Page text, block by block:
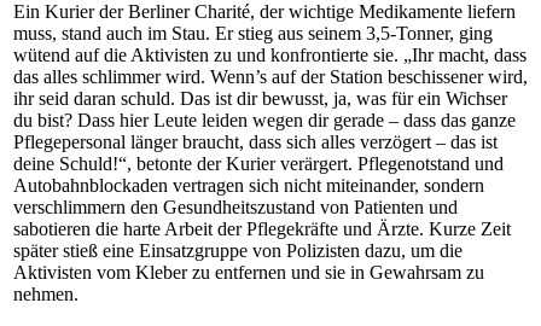
Ein Kurier der Berliner Charité, der wichtige Medikamente liefern
muss, stand auch im Stau. Er stieg aus seinem 3,5-Tonner, ging
wütend auf die Aktivisten zu und konfrontierte sie. „Ihr macht, dass
das alles schlimmer wird. Wenn’s auf der Station beschissener wird,
ihr seid daran schuld. Das ist dir bewusst, ja, was für ein Wichser
du bist? Dass hier Leute leiden wegen dir gerade – dass das ganze
Pflegepersonal länger braucht, dass sich alles verzögert – das ist
deine Schuld!“, betonte der Kurier verärgert. Pflegenotstand und
Autobahnblockaden vertragen sich nicht miteinander, sondern
verschlimmern den Gesundheitszustand von Patienten und
sabotieren die harte Arbeit der Pflegekräfte und Ärzte. Kurze Zeit
später stieß eine Einsatzgruppe von Polizisten dazu, um die
Aktivisten vom Kleber zu entfernen und sie in Gewahrsam zu
nehmen.